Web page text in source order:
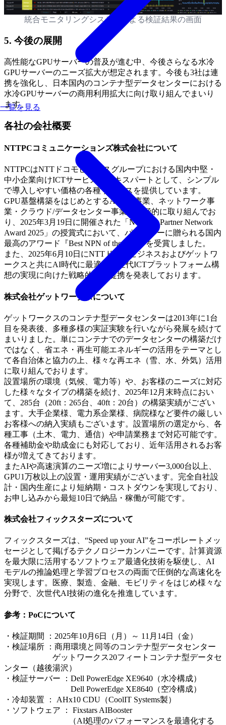
一覧を見る
統合モニタリングシステムによる検証結果の画面
5. 今後の展開
高性能なGPUサーバーの普及が進む中、今後さらなる水冷
GPUサーバーのニーズ拡大が想定されます。今後も3社は連
携を強化し、日本国内のコンテナ型データセンターにおける
水冷GPUサーバーの商用利用拡大に向け取り組んでまいり
ます。
各社の会社概要
NTTPCコミュニケーションズ株式会社について
NTTPCはNTTドコモビジネスグループにおける国内中堅・
中小企業向けICTサービスのエキスパートとして、シンプル
で導入しやすい価格の各種サービスを提供しています。
GPU基盤構築をはじめとするAI関連事業、ネットワーク事
業・クラウド/データセンター事業に積極的に取り組んでお
り、2025年3月19日に開催された「NVIDIA Partner Network
Award 2025」の授賞式において、パートナーに贈られる国内
最高のアワード『Best NPN of the Year』を受賞しました。
また、2025年6月10日にNTTドコモビジネスおよびゲットワ
ークスと共にAI時代に最適な次世代ICTプラットフォーム構
想の実現に向けた戦略的業務提携を発表しております。
株式会社ゲットワークスについて
ゲットワークスのコンテナ型データセンターは2013年に1台
目を発表後、多種多様の実証実験を行いながら発展を続けて
まいりました。単にコンテナでのデータセンターの構築だけ
ではなく、省エネ・再生可能エネルギーの活用をテーマとし
て各自治体と協力の上、様々な再エネ（雪、水、外気）活用
に取り組んでおります。
設置場所の環境（気候、電力等）や、お客様のニーズに対応
した様々なタイプの構築を続け、2025年12月末時点におい
て、285台（20ft：265台、40ft：20台）の構築実績がござい
ます。大手企業様、電力系企業様、病院様など要件の厳しい
お客様への納入実績もございます。設置場所の選定から、各
種工事（土木、電力、通信）や申請業務まで対応可能です。
各種補助金や助成金にも対応しており、近年活用されるお客
様が増えてきております。
またAIや高速演算のニーズ増によりサーバー3,000台以上、
GPU1万枚以上の設置・運用実績がございます。完全自社設
計・国内生産により短納期・コストダウンを実現しており、
お申し込みから最短10日で納品・稼働が可能です。
株式会社フィックスターズについて
フィックスターズは、“Speed up your AI”をコーポレートメッ
セージとして掲げるテクノロジーカンパニーです。計算資源
を最大限に活用するソフトウェア最適化技術を駆使し、AI
モデルの推論処理と学習プロセスの両面で圧倒的な高速化を
実現します。医療、製造、金融、モビリティをはじめ様々な
分野で、次世代AI技術の進化を推進しています。
参考：PoCについて
・検証期間 ：2025年10月6日（月）～ 11月14日（金）
・検証場所 ：商用環境と同等のコンテナ型データセンター
ゲットワークス20フィートコンテナ型データセ
ンター（越後湯沢）
・検証サーバー ：Dell PowerEdge XE9640（水冷構成）
Dell PowerEdge XE8640（空冷構成）
・冷却装置 ： AHx10 CDU（CoolIT Systems製）
・ソフトウェア ： Fixstars AIBooster
（AI処理のパフォーマンスを最適化する